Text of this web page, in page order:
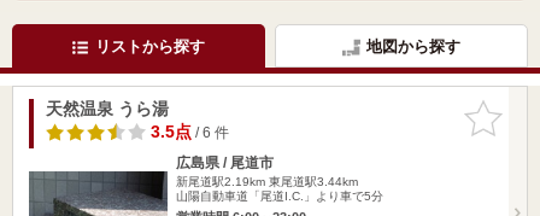
リストから探す 地図から探す
お気に入
りに追加
天然温泉 うら湯
3.5点/ 6 件
広島県 / 尾道市
新尾道駅2.19km 東尾道駅3.44km
山陽自動車道「尾道I.C.」より車で5分